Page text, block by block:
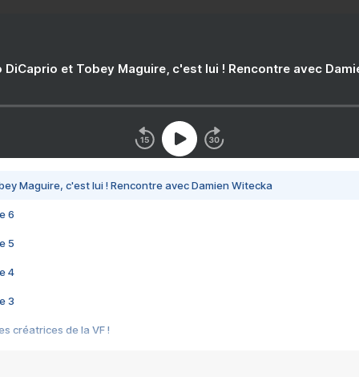
DiCaprio et Tobey Maguire, c'est lui ! Rencontre avec
Maguire, c'est lui ! Rencontre avec Damien Witecka
6
5
4
3
créatrices de la VF !